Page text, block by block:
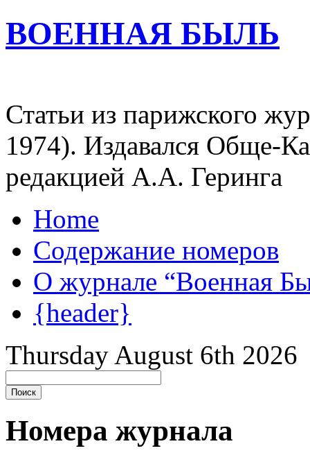
ВОЕННАЯ БЫЛЬ
Статьи из парижского
1974). Издавался Обще-
редакцией А.А. Геринга
Home
Содержание номеров
О журнале “Военная
{header}
Thursday August 6th 2026
Номера журнала